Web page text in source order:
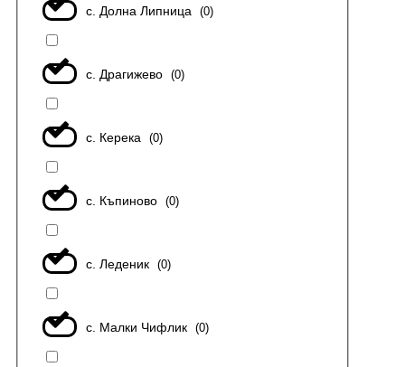
с. Долна Липница (0)
с. Драгижево (0)
с. Керека (0)
с. Къпиново (0)
с. Леденик (0)
с. Малки Чифлик (0)